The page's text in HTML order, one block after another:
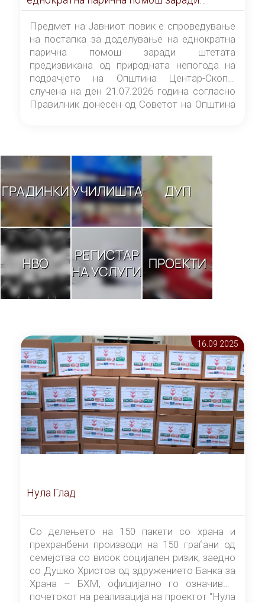
штетата предизвикана од природната
непогода на подрачјето на Општина
Центар-Скопје случена на ден 21.07.2026
година
Предмет на Јавниот повик е спроведување
на постапка за доделување на еднократна
парична помош заради штетата
предизвикана од природната непогода на
подрачјето на Општина Центар-Скопје
случена на ден 21.07.2026 година согласно
Правилник донесен од Советот на Општина
ГРАДИНКИУЧИЛИШТА ДУП
НВО
РЕГИСТАР
НА УСЛУГИ ПРОЕКТИ
16.09 2025
Нула Глад
Со делењето на 150 пакети со храна и
прехранбени производи на 150 граѓани од
семејства со висок социјален ризик, заедно
со Душко Христов од здружението Банка за
Храна – БХМ, официјално го означивме
почетокот на реализација на проектот “Нула